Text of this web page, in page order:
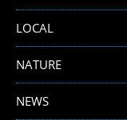
LOCAL
NATURE
NEWS